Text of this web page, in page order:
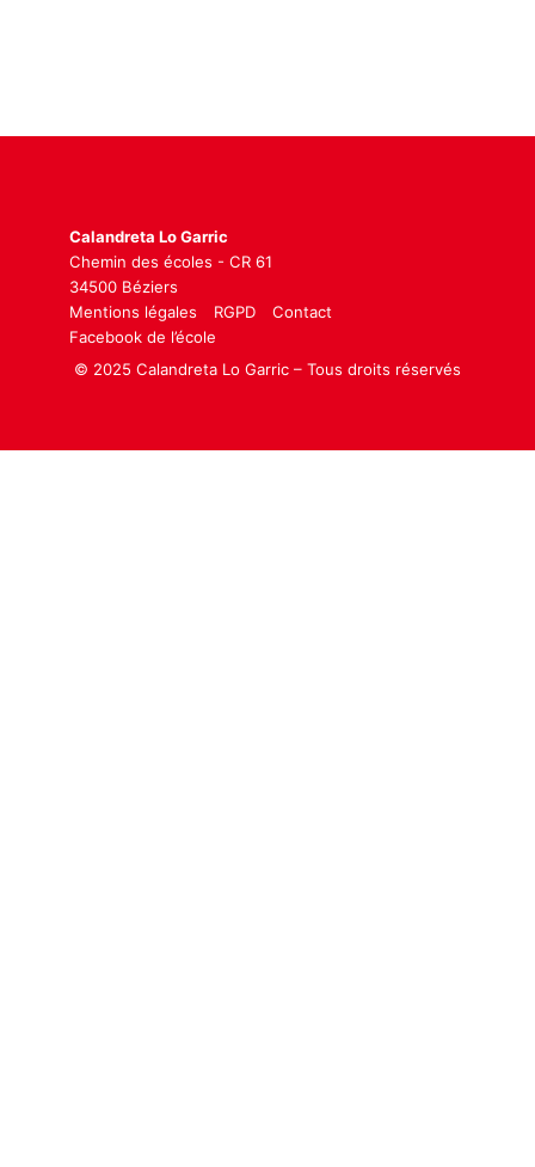
Calandreta Lo Garric
Chemin des écoles - CR 61
34500 Béziers
Mentions légales
RGPD
Contact
Facebook de l’école
© 2025 Calandreta Lo Garric – Tous droits réservés